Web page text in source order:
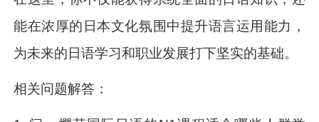
能在浓厚的日本文化氛围中提升语言运用能力，
为未来的日语学习和职业发展打下坚实的基础。
相关问题解答：